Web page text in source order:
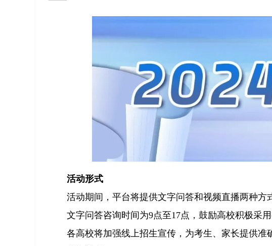
活动形式
活动期间，平台将提供文字问答和视频直播两种方
文字问答咨询时间为9点至17点，鼓励高校积极采
各高校将加强线上招生宣传，为考生、家长提供准